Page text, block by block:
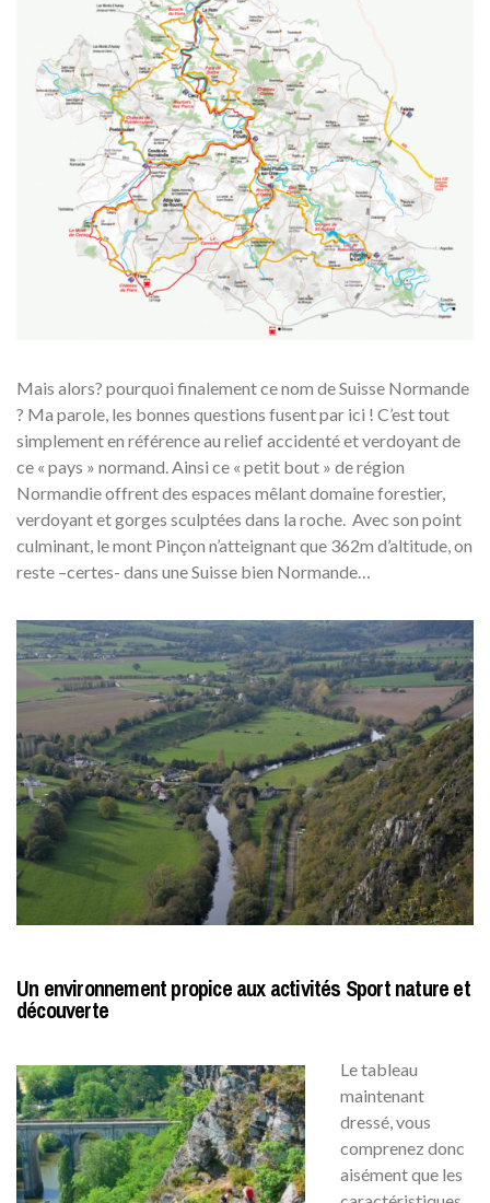
Mais alors? pourquoi finalement ce nom de Suisse Normande
? Ma parole, les bonnes questions fusent par ici ! C’est tout
simplement en référence au relief accidenté et verdoyant de
ce « pays » normand. Ainsi ce « petit bout » de région
Normandie offrent des espaces mêlant domaine forestier,
verdoyant et gorges sculptées dans la roche. Avec son point
culminant, le mont Pinçon n’atteignant que 362m d’altitude, on
reste –certes- dans une Suisse bien Normande…
Un environnement propice aux activités Sport nature et
découverte
Le tableau
maintenant
dressé, vous
comprenez donc
aisément que les